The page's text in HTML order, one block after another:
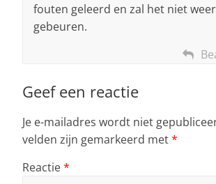
fouten geleerd en zal het niet
gebeuren.
Geef een reactie
Je e-mailadres wordt niet
velden zijn gemarkeerd met*
Reactie*